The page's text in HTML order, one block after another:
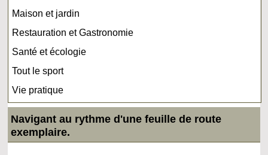
Maison et jardin
Restauration et Gastronomie
Santé et écologie
Tout le sport
Vie pratique
Navigant au rythme d'une feuille de route
exemplaire.